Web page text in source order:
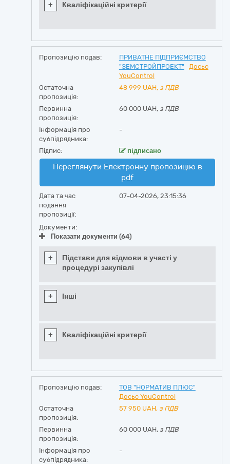
+ Кваліфікаційні критерії
Пропозицію подав:
ПРИВАТНЕ ПІДПРИЄМСТВО
"ЗЕМСТРОЙПРОЕКТ"
Досьє
YouControl
Остаточна
пропозиція:
48 999 UAH, з ПДВ
Первинна
пропозиція:
60 000 UAH, з ПДВ
Інформація про
субпідрядника:
-
Підпис: підписано
Переглянути Електронну пропозицію в
pdf
Дата та час
подання
пропозиції:
07-04-2026, 23:15:36
Документи:
Показати документи (64)
+
Підстави для відмови в участі у
процедурі закупівлі
+ Інші
+ Кваліфікаційні критерії
Пропозицію подав:
ТОВ "НОРМАТИВ ПЛЮС"
Досьє YouControl
Остаточна
пропозиція:
57 950 UAH, з ПДВ
Первинна
пропозиція:
60 000 UAH, з ПДВ
Інформація про
субпідрядника:
-